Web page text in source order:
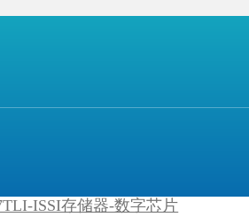
ISSI存储器-数字芯片